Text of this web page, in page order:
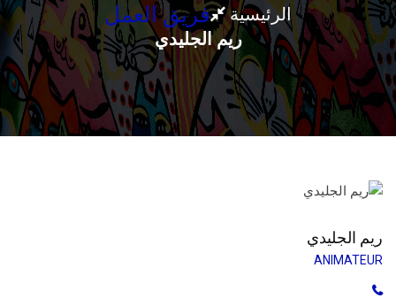
الرئيسية فريق العمل
ريم الجليدي
ريم الجليدي
ANIMATEUR